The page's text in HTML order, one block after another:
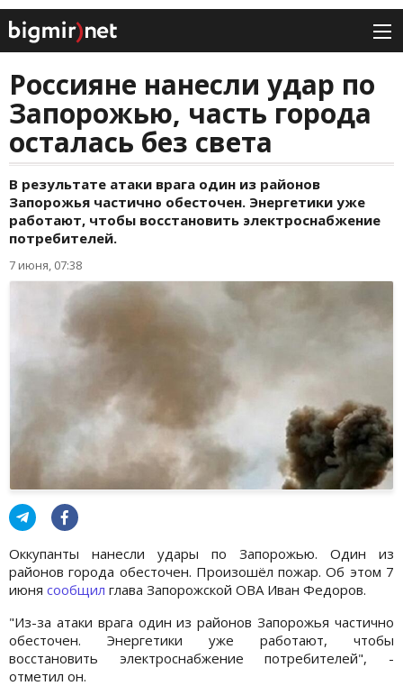
Россияне нанесли удар по
Запорожью, часть города
осталась без света
В результате атаки врага один из районов
Запорожья частично обесточен. Энергетики уже
работают, чтобы восстановить электроснабжение
потребителей.
7 июня, 07:38
Оккупанты нанесли удары по Запорожью. Один из
районов города обесточен. Произошёл пожар. Об этом 7
июня сообщил глава Запорожской ОВА Иван Федоров.
"Из-за атаки врага один из районов Запорожья частично
обесточен. Энергетики уже работают, чтобы
восстановить электроснабжение потребителей", -
отметил он.